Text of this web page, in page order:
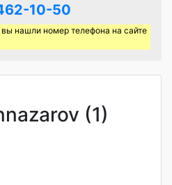
10-50
нашли номер телефона на сайте
(1)